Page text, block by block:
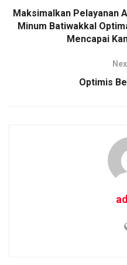
Maksimalkan Pelayanan
Minum Batiwakkal
Mencapai
Optimis